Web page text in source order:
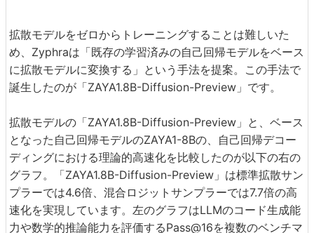
拡散モデルをゼロからトレーニングすることは難しいた
め、Zyphraは「既存の学習済みの自己回帰モデルをベース
に拡散モデルに変換する」という手法を提案。この手法で
誕生したのが「ZAYA1.8B-Diffusion-Preview」です。
拡散モデルの「ZAYA1.8B-Diffusion-Preview」と、ベース
となった自己回帰モデルのZAYA1-8Bの、自己回帰デコー
ディングにおける理論的高速化を比較したのが以下の右の
グラフ。「ZAYA1.8B-Diffusion-Preview」は標準拡散サン
プラーでは4.6倍、混合ロジットサンプラーでは7.7倍の高
速化を実現しています。左のグラフはLLMのコード生成能
力や数学的推論能力を評価するPass@16を複数のベンチマ